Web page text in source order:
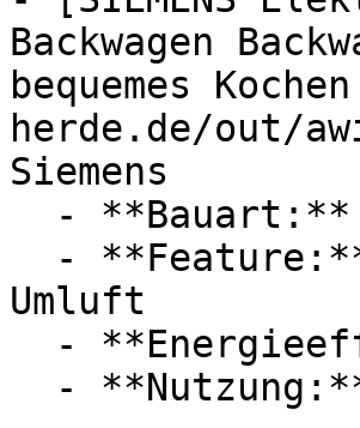
Backwagen
bequemes
herde.de/out/
Siemens
Umluft